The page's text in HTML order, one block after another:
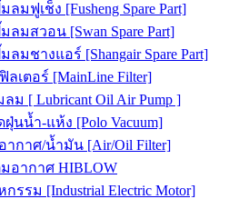
มฟูเช็ง [Fusheng Spare Part]
ลมสวอน [Swan Spare Part]
ลมชางแอร์ [Shangair Spare Part]
ลเตอร์ [MainLine Filter]
ม [ Lubricant Oil Air Pump ]
ฝุ่นน้ำ-แห้ง [Polo Vacuum]
ากาศ/น้ำมัน [Air/Oil Filter]
มอากาศ HIBLOW
รรม [Industrial Electric Motor]